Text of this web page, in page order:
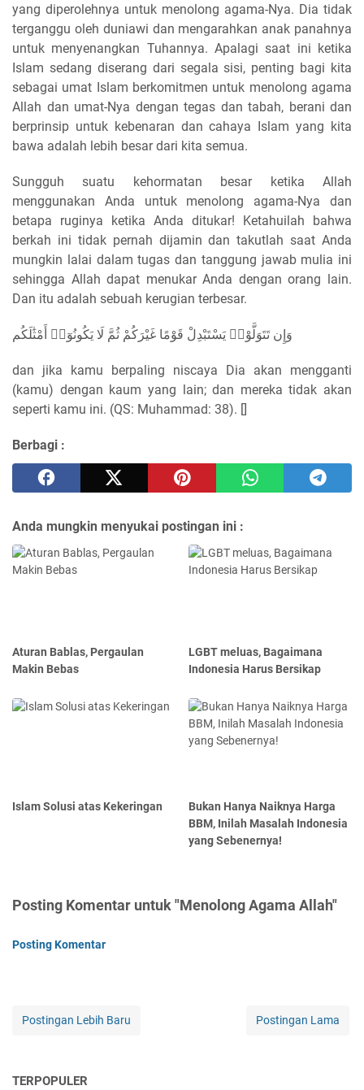
yang diperolehnya untuk menolong agama-Nya. Dia tidak
terganggu oleh duniawi dan mengarahkan anak panahnya
untuk menyenangkan Tuhannya. Apalagi saat ini ketika
Islam sedang diserang dari segala sisi, penting bagi kita
sebagai umat Islam berkomitmen untuk menolong agama
Allah dan umat-Nya dengan tegas dan tabah, berani dan
berprinsip untuk kebenaran dan cahaya Islam yang kita
bawa adalah lebih besar dari kita semua.
Sungguh suatu kehormatan besar ketika Allah
menggunakan Anda untuk menolong agama-Nya dan
betapa ruginya ketika Anda ditukar! Ketahuilah bahwa
berkah ini tidak pernah dijamin dan takutlah saat Anda
mungkin lalai dalam tugas dan tanggung jawab mulia ini
sehingga Allah dapat menukar Anda dengan orang lain.
Dan itu adalah sebuah kerugian terbesar.
وَإِن تَتَوَلَّوْا۟ يَسْتَبْدِلْ قَوْمًا غَيْرَكُمْ ثُمَّ لَا يَكُونُوٓا۟ أَمْثَٰلَكُم
dan jika kamu berpaling niscaya Dia akan mengganti
(kamu) dengan kaum yang lain; dan mereka tidak akan
seperti kamu ini. (QS: Muhammad: 38). []
Berbagi :
Anda mungkin menyukai postingan ini :
Aturan Bablas, Pergaulan
Makin Bebas
LGBT meluas, Bagaimana
Indonesia Harus Bersikap
Islam Solusi atas Kekeringan
Bukan Hanya Naiknya Harga
BBM, Inilah Masalah Indonesia
yang Sebenernya!
Posting Komentar untuk "Menolong Agama Allah"
Posting Komentar
Postingan Lebih Baru Postingan Lama
TERPOPULER